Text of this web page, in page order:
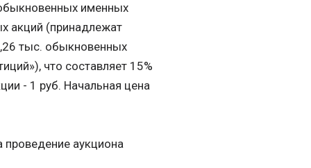
именных
акций (принадлежат
тыс. обыкновенных
что составляет 15%
- 1 руб. Начальная цена
проведение аукциона